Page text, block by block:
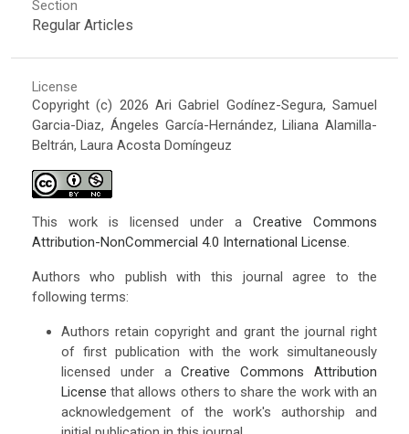
Section
Regular Articles
License
Copyright (c) 2026 Ari Gabriel Godínez-Segura, Samuel
Garcia-Diaz, Ángeles García-Hernández, Liliana Alamilla-
Beltrán, Laura Acosta Domíngeuz
This work is licensed under aCreative Commons
Attribution-NonCommercial 4.0 International License
Authors who publish with this journal agree to the
following terms:
Authors retain copyright and grant the journal right
of first publication with the work simultaneously
licensed under aCreative Commons Attribution
License that allows others to share the work with an
acknowledgement of the work's authorship and